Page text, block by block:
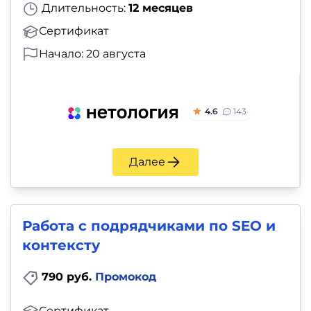
Длительность: 12 месяцев
Сертификат
Начало: 20 августа
4.6 143
Далее
Работа с подрядчиками по SEO и
контексту
790 руб. Промокод